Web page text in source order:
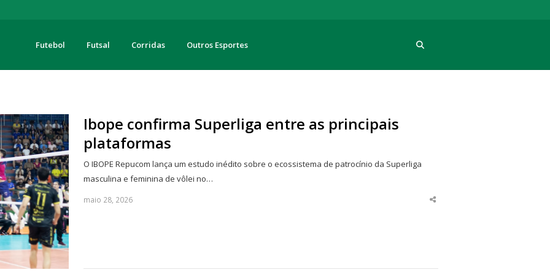
Futebol Futsal Corridas Outros Esportes
Ibope confirma Superliga entre as principais
plataformas
O IBOPE Repucom lança um estudo inédito sobre o ecossistema de patrocínio da Superliga
masculina e feminina de vôlei no…
maio 28, 2026
Share